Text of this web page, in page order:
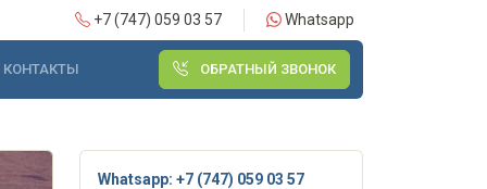
+7 (747) 059 03 57 Whatsapp
КОНТАКТЫ ОБРАТНЫЙ ЗВОНОК
Whatsapp: +7 (747) 059 03 57